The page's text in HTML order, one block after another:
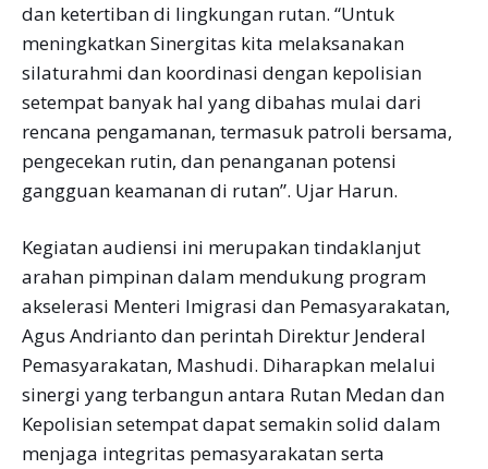
dan ketertiban di lingkungan rutan. “Untuk
meningkatkan Sinergitas kita melaksanakan
silaturahmi dan koordinasi dengan kepolisian
setempat banyak hal yang dibahas mulai dari
rencana pengamanan, termasuk patroli bersama,
pengecekan rutin, dan penanganan potensi
gangguan keamanan di rutan”. Ujar Harun.
Kegiatan audiensi ini merupakan tindaklanjut
arahan pimpinan dalam mendukung program
akselerasi Menteri Imigrasi dan Pemasyarakatan,
Agus Andrianto dan perintah Direktur Jenderal
Pemasyarakatan, Mashudi. Diharapkan melalui
sinergi yang terbangun antara Rutan Medan dan
Kepolisian setempat dapat semakin solid dalam
menjaga integritas pemasyarakatan serta